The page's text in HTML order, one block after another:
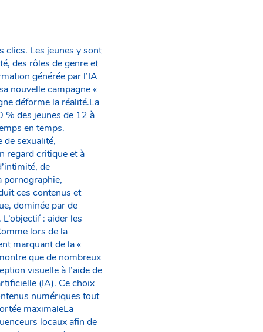
clics. Les jeunes y sont
des rôles de genre et
générée par l’IA
nouvelle campagne «
déforme la réalité.La
% des jeunes de 12 à
en temps.
sexualité,
regard critique et à
de
pornographie,
ces contenus et
dominée par de
: aider les
lors de la
marquant de la «
que de nombreux
visuelle à l’aide de
(IA). Ce choix
numériques tout
maximaleLa
locaux afin de